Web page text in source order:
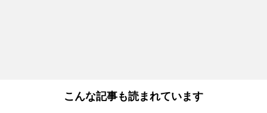
こんな記事も読まれています